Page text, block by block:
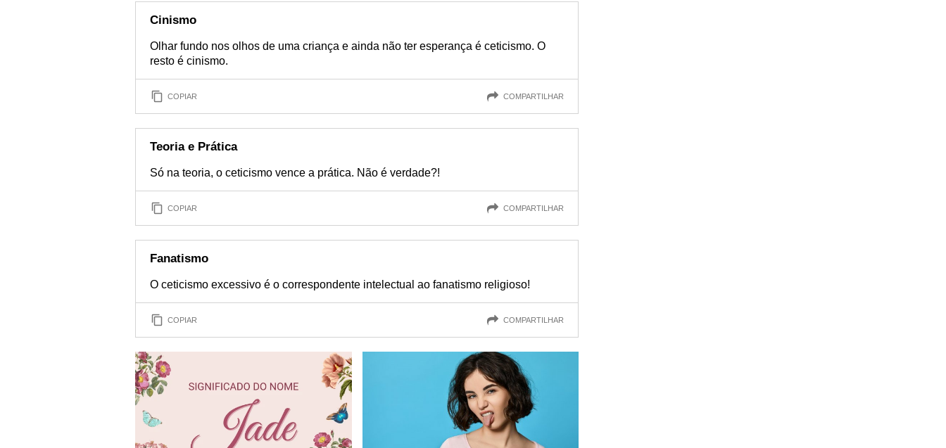
Cinismo
Olhar fundo nos olhos de uma criança e ainda não ter esperança é ceticismo. O
resto é cinismo.
COPIAR COMPARTILHAR
Teoria e Prática
Só na teoria, o ceticismo vence a prática. Não é verdade?!
COPIAR COMPARTILHAR
Fanatismo
O ceticismo excessivo é o correspondente intelectual ao fanatismo religioso!
COPIAR COMPARTILHAR